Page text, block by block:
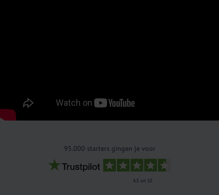
95.000 starters gingen je voor
4,5 uit 10